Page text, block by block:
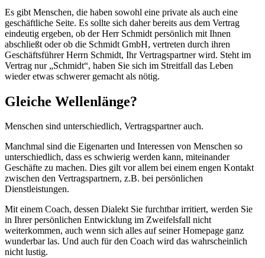
Es gibt Menschen, die haben sowohl eine private als auch eine
geschäftliche Seite. Es sollte sich daher bereits aus dem Vertrag
eindeutig ergeben, ob der Herr Schmidt persönlich mit Ihnen
abschließt oder ob die Schmidt GmbH, vertreten durch ihren
Geschäftsführer Herrn Schmidt, Ihr Vertragspartner wird. Steht im
Vertrag nur „Schmidt“, haben Sie sich im Streitfall das Leben
wieder etwas schwerer gemacht als nötig.
Gleiche Wellenlänge?
Menschen sind unterschiedlich, Vertragspartner auch.
Manchmal sind die Eigenarten und Interessen von Menschen so
unterschiedlich, dass es schwierig werden kann, miteinander
Geschäfte zu machen. Dies gilt vor allem bei einem engen Kontakt
zwischen den Vertragspartnern, z.B. bei persönlichen
Dienstleistungen.
Mit einem Coach, dessen Dialekt Sie furchtbar irritiert, werden Sie
in Ihrer persönlichen Entwicklung im Zweifelsfall nicht
weiterkommen, auch wenn sich alles auf seiner Homepage ganz
wunderbar las. Und auch für den Coach wird das wahrscheinlich
nicht lustig.